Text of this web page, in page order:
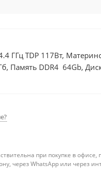
ГГц TDP 117Вт,
Память DDR4 64Gb,
при покупке в офисе,
через WhatsApp или через